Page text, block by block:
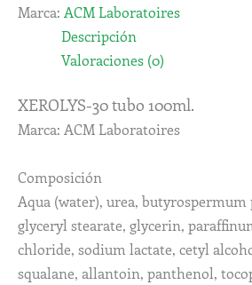
Marca: ACM Laboratoires
Descripción
Valoraciones (0)
XEROLYS-30 tubo 100ml.
Marca: ACM Laboratoires
Composición
Aqua (water), urea,
glyceryl stearate, glycerin,
chloride, sodium lactate, cetyl
squalane, allantoin, panthenol,